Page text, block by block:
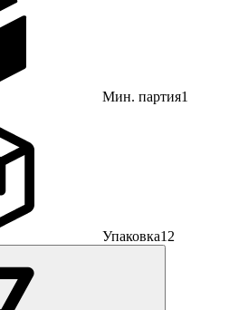
Мин. партия1
Упаковка12